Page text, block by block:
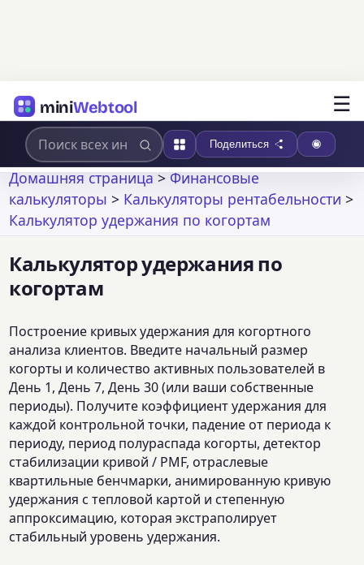
miniWebtool ☰
Поделиться
Домашняя страница>Финансовые
калькуляторы > Калькуляторы рентабельности >
Калькулятор удержания по когортам
Калькулятор удержания по
когортам
Построение кривых удержания для когортного
анализа клиентов. Введите начальный размер
когорты и количество активных пользователей в
День 1, День 7, День 30 (или ваши собственные
периоды). Получите коэффициент удержания для
каждой контрольной точки, падение от периода к
периоду, период полураспада когорты, детектор
стабилизации кривой / PMF, отраслевые
квартильные бенчмарки, анимированную кривую
удержания с тепловой картой и степенную
аппроксимацию, которая экстраполирует
стабильный уровень удержания.